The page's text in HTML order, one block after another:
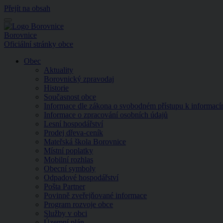
Přejít na obsah
Menu
Borovnice
Oficiální stránky obce
Obec
Aktuality
Borovnický zpravodaj
Historie
Současnost obce
Informace dle zákona o svobodném přístupu k
Informace o zpracování osobních údajů
Lesní hospodářství
Prodej dřeva-ceník
Mateřská škola Borovnice
Místní poplatky
Mobilní rozhlas
Obecní symboly
Odpadové hospodářství
Pošta Partner
Povinně zveřejňované informace
Program rozvoje obce
Služby v obci